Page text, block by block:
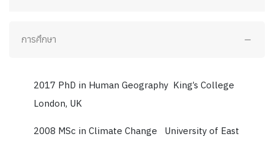
การศึกษา
2017 PhD in Human Geography King’s College
London, UK
2008 MSc in Climate Change University of East